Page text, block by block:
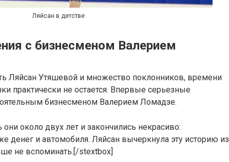
Ляйсан в детстве
с бизнесменом Валерием
Ляйсан Утяшевой и множество поклонников, времени
практически не остается. Впервые серьезные
бизнесменом Валерием Ломадзе.
они около двух лет и закончились некрасиво:
денег и автомобиля. Ляйсан вычеркнула эту историю из
не вспоминать.[/stextbox]